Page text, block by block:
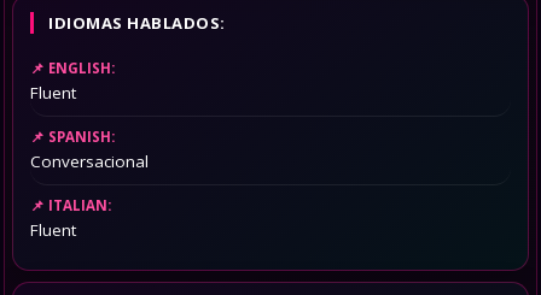
IDIOMAS HABLADOS:
ENGLISH:
Fluent
SPANISH:
Conversacional
ITALIAN:
Fluent